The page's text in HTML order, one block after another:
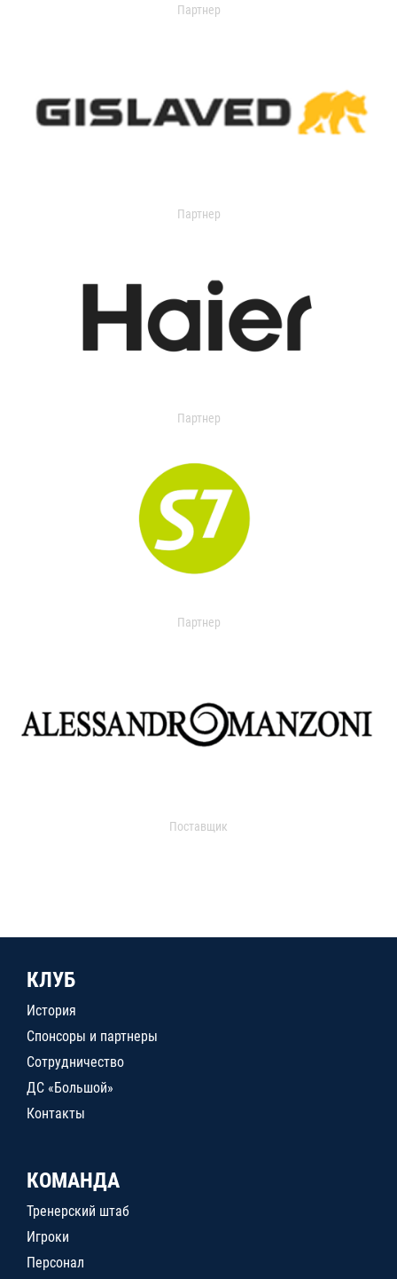
Партнер
Партнер
Партнер
Партнер
Поставщик
КЛУБ
История
Спонсоры и партнеры
Сотрудничество
ДС «Большой»
Контакты
КОМАНДА
Тренерский штаб
Игроки
Персонал